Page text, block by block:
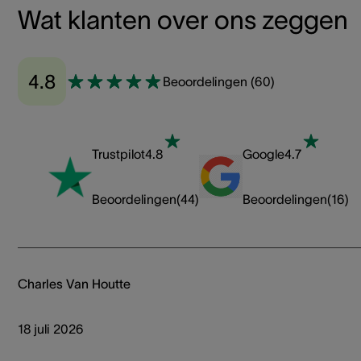
Wat klanten over ons zeggen
4.8 Beoordelingen (60)
Trustpilot4.8
Beoordelingen(44)
Google4.7
Beoordelingen(16)
Charles Van Houtte
18 juli 2026